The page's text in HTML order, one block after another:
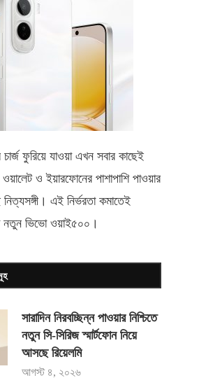
চার্জ ফুরিয়ে যাওয়া এখন সবার কাছেই
ও ইয়ারফোনের পাশাপাশি পাওয়ার
এই নির্ভরতা কমাতেই
নতুন ভিভো ওয়াই৫০০ ।
সারাদিন নিরবচ্ছিন্ন পাওয়ার নিশ্চিতে
নতুন সি-সিরিজ স্মার্টফোন নিয়ে
আসছে রিয়েলমি
আগস্ট ৪, ২০২৬